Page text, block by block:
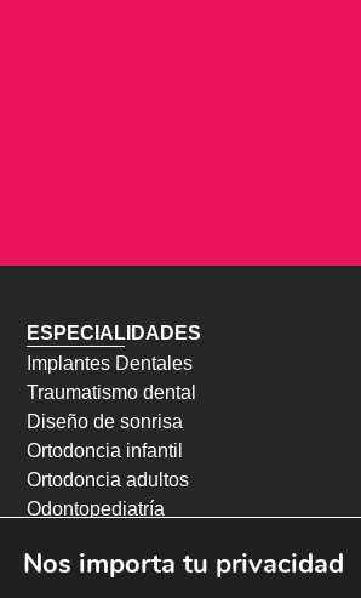
ESPECIALIDADES
Implantes Dentales
Traumatismo dental
Diseño de sonrisa
Ortodoncia infantil
Ortodoncia adultos
Odontopediatría
Periodoncia
Nos importa tu privacidad